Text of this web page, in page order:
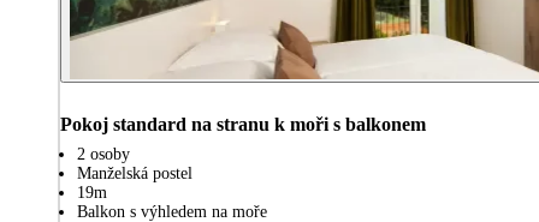
Pokoj standard na stranu k moři s balkonem
2 osoby
Manželská postel
19m
Balkon s výhledem na moře